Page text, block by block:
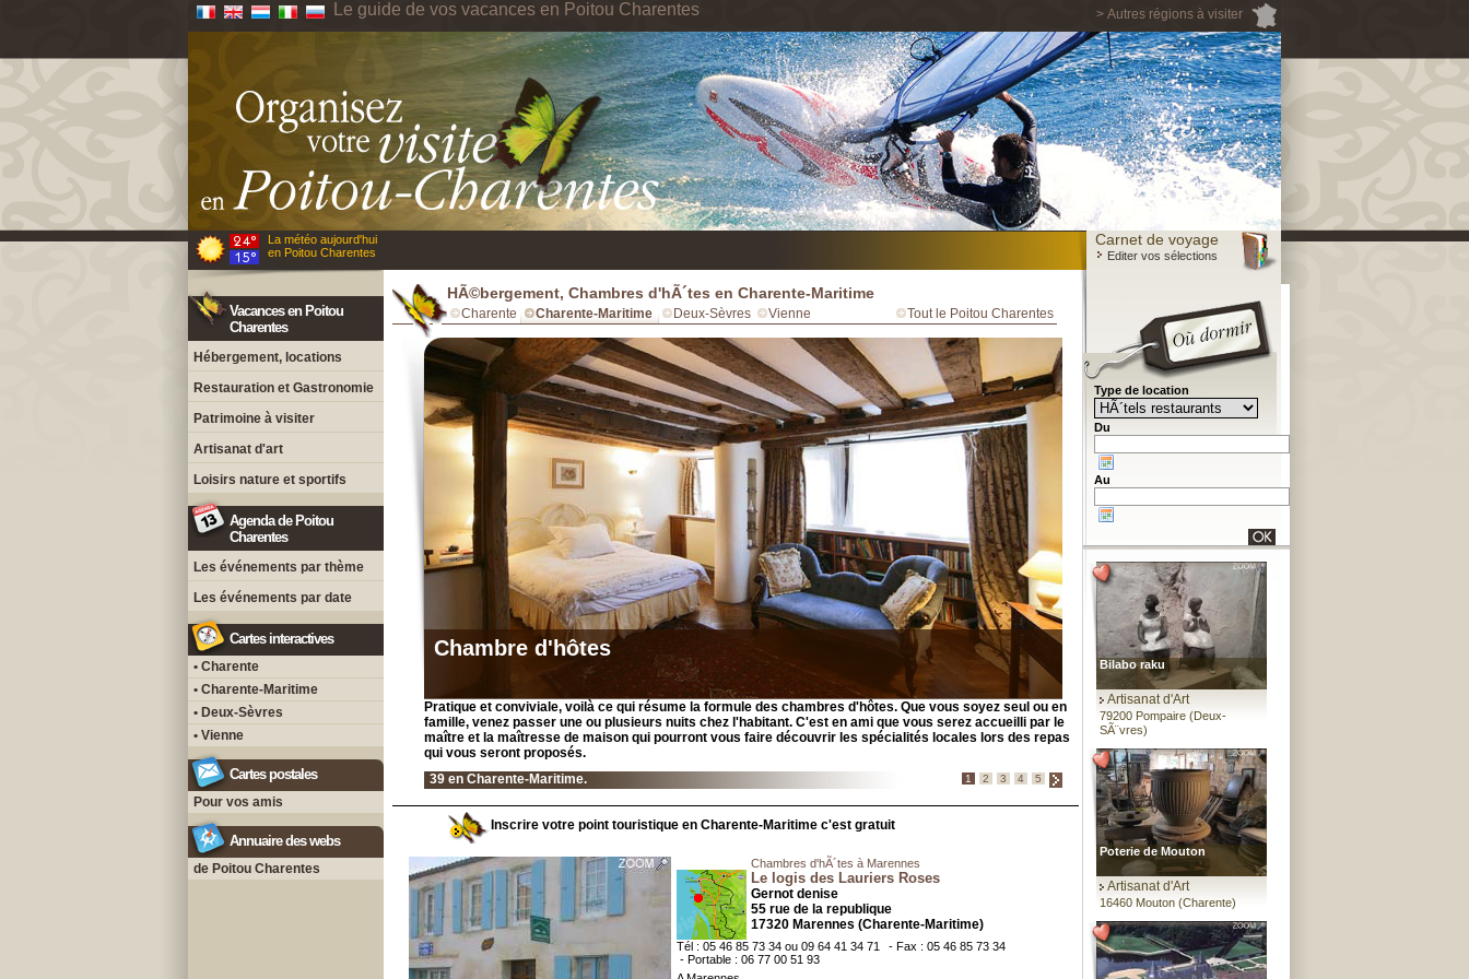
> Autres régions à visiter
Le guide de vos vacances en Poitou Charentes
La météo aujourd'hui
en Poitou Charentes
Carnet de voyage
Editer vos sélections
Vacances en Poitou
Charentes
Hébergement, locations
Restauration et Gastronomie
Patrimoine à visiter
Artisanat d'art
Loisirs nature et sportifs
Agenda de Poitou
Charentes
Les événements par thème
Les événements par date
Cartes interactives
• Charente
• Charente-Maritime
• Deux-Sèvres
• Vienne
Cartes postales
Pour vos amis
Annuaire des webs
de Poitou Charentes
HÃ©bergement, Chambres d'hÃ´tes en Charente-Maritime
Charente Charente-Maritime Deux-Sèvres Vienne Tout le Poitou Charentes
Chambre d'hôtes
Pratique et conviviale, voilà ce qui résume la formule des chambres d'hôtes. Que vous soyez seul ou en
famille, venez passer une ou plusieurs nuits chez l'habitant. C'est en ami que vous serez accueilli par le
maître et la maîtresse de maison qui pourront vous faire découvrir les spécialités locales lors des repas
qui vous seront proposés.
39 en Charente-Maritime.
1 2 3 4 5
Inscrire votre point touristique en Charente-Maritime c'est gratuit
Chambres d'hÃ´tes à Marennes
Le logis des Lauriers Roses
Gernot denise
55 rue de la republique
17320 Marennes (Charente-Maritime)
Tél : 05 46 85 73 34 ou 09 64 41 34 71
- Fax : 05 46 85 73 34
- Portable : 06 77 00 51 93
Type de location
Du
Au
Bilabo raku
Artisanat d'Art
79200 Pompaire (Deux-
SÃ¨vres)
Poterie de Mouton
Artisanat d'Art
16460 Mouton (Charente)